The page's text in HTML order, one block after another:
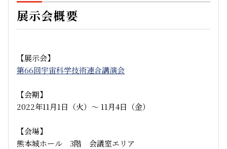
展示会概要
【展示会】
第66回宇宙科学技術連合講演会
【会期】
2022年11月1日（火）～ 11月4日（金）
【会場】
熊本城ホール 3階 会議室エリア